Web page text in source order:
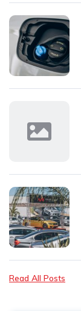
Read All Posts